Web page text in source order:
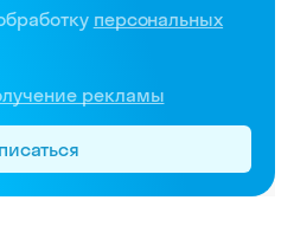
персональных
рекламы